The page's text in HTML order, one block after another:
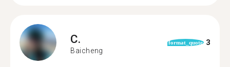
C.
Baicheng
format_quote 3